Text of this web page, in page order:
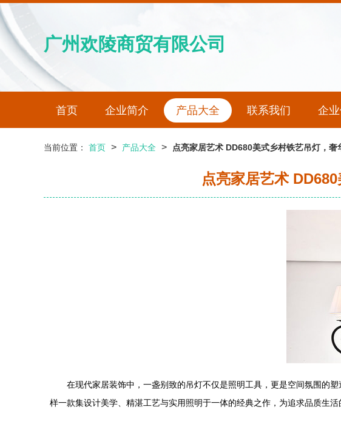
广州欢陵商贸有限公司
首页 企业简介 产品大全 联系我们 企
当前位置： 首页 > 产品大全 > 点亮家居艺术 DD680美式乡村铁艺吊灯，奢
点亮家居艺术
在现代家居装饰中，一盏别致的吊灯不仅是照明工具，更是空间氛围的
样一款集设计美学、精湛工艺与实用照明于一体的经典之作，为追求品质生